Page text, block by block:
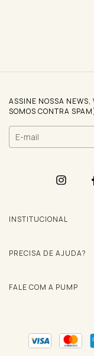
ASSINE NOSSA
SOMOS CONTRA
INSTITUCIONAL
PRECISA DE AJUDA?
FALE COM A PUMP